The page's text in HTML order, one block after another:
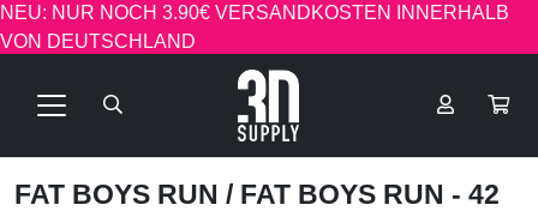
NEU: NUR NOCH 3.90€ VERSANDKOSTEN INNERHALB
VON DEUTSCHLAND
FAT BOYS RUN / FAT BOYS RUN - 42